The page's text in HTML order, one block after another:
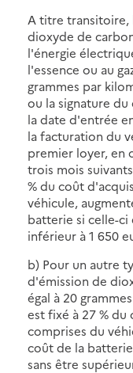
A titre transitoire,
dioxyde de
l'énergie
l'essence ou au
grammes par
ou la signature
la date d'entrée
la facturation du
premier loyer, en
trois mois
% du coût
véhicule,
batterie si celle-ci
inférieur à 1 650
b) Pour un autre
d'émission de
égal à 20
est fixé à 27 %
comprises du
coût de la
sans être